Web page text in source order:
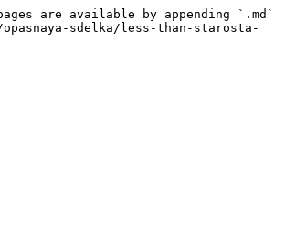
are available by appending `.md`
sdelka/less-than-starosta-